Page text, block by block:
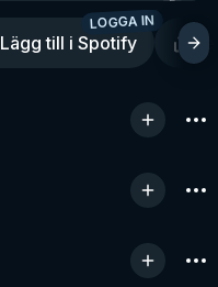
Lägg till i Spotify
LOGGA IN